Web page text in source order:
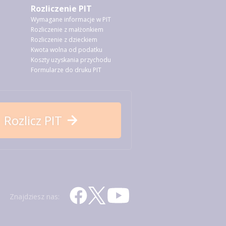
Rozliczenie PIT
Wymagane informacje w PIT
Rozliczenie z małżonkiem
Rozliczenie z dzieckiem
Kwota wolna od podatku
Koszty uzyskania przychodu
Formularze do druku PIT
Rozlicz PIT
Znajdziesz nas: